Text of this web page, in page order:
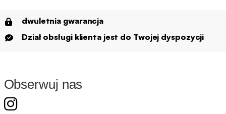
dwuletnia gwarancja
Dział obsługi klienta jest do Twojej dyspozycji
Obserwuj nas